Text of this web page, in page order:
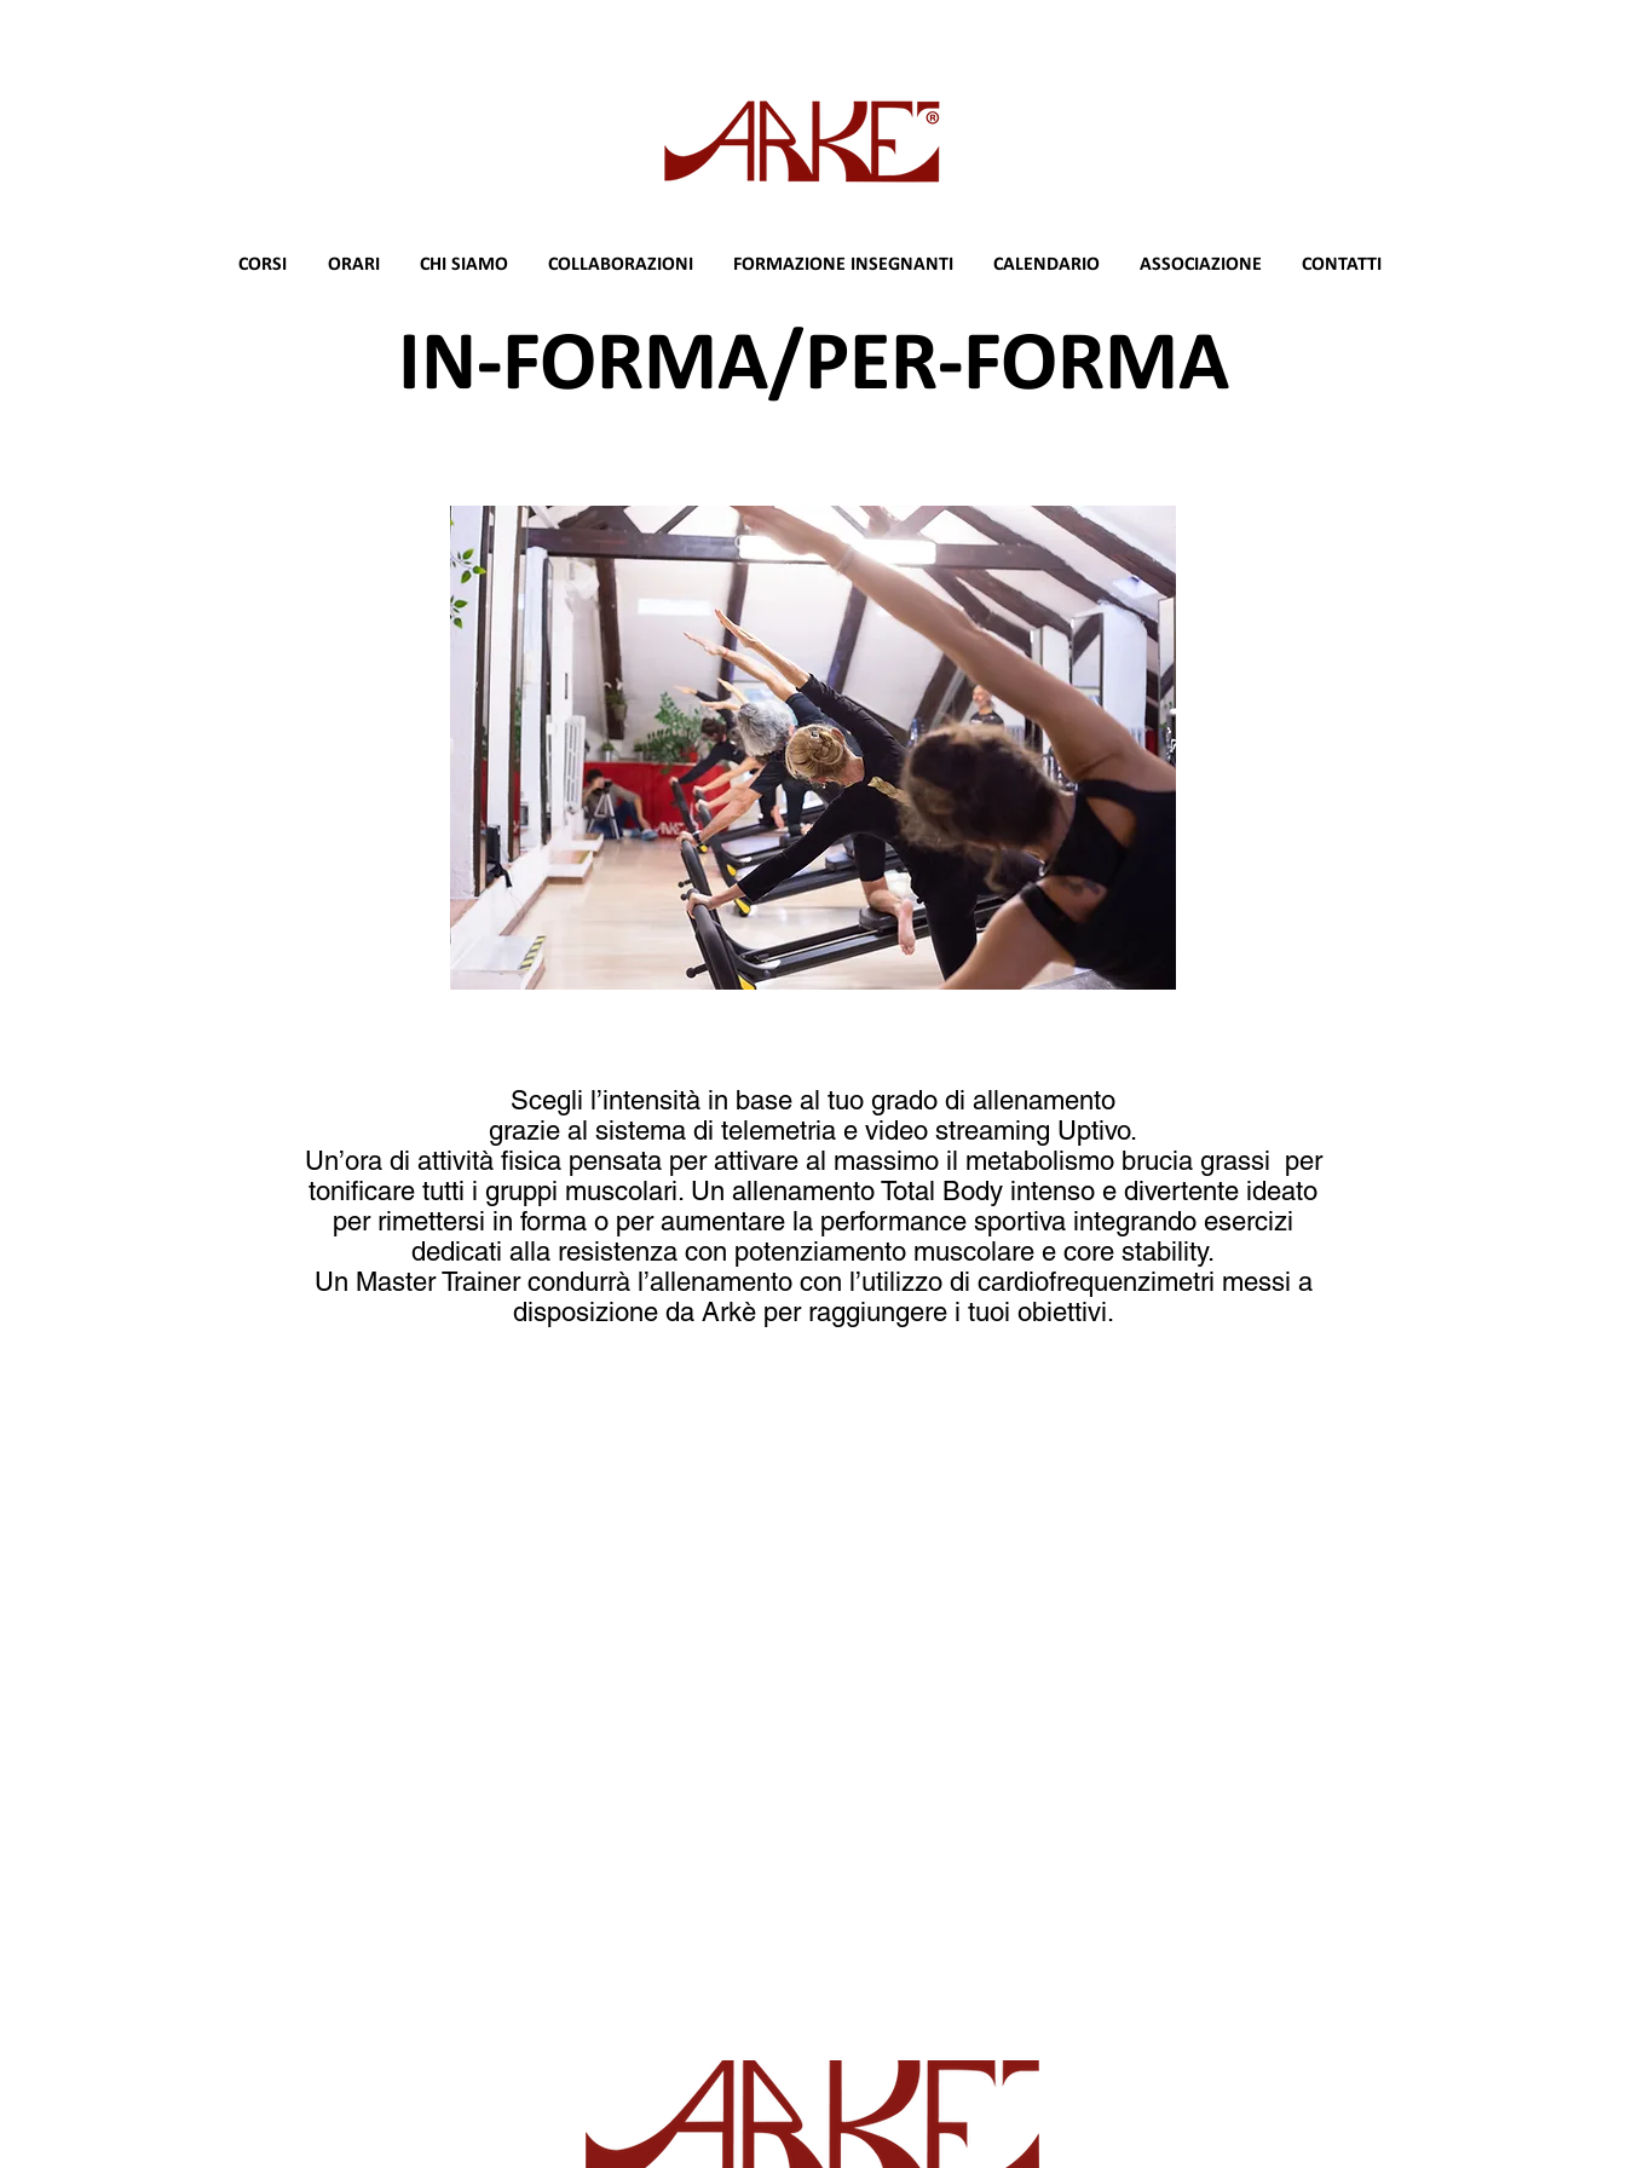
CORSI ORARI CHI SIAMO COLLABORAZIONI FORMAZIONE INSEGNANTI CALENDARIO ASSOCIAZIONE CONTATTI
IN-FORMA/PER-FORMA
Scegli l’intensità in base al tuo grado di allenamento
grazie al sistema di telemetria e video streaming Uptivo.
Un’ora di attività fisica pensata per attivare al massimo il metabolismo brucia grassi per
tonificare tutti i gruppi muscolari. Un allenamento Total Body intenso e divertente ideato
per rimettersi in forma o per aumentare la performance sportiva integrando esercizi
dedicati alla resistenza con potenziamento muscolare e core stability.
Un Master Trainer condurrà l’allenamento con l’utilizzo di cardiofrequenzimetri messi a
disposizione da Arkè per raggiungere i tuoi obiettivi.